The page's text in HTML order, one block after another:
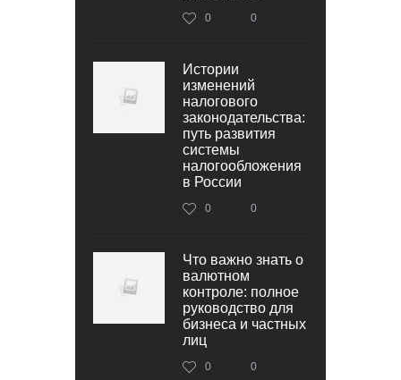
0 0
Истории
изменений
налогового
законодательства:
путь развития
системы
налогообложения
в России
0 0
Что важно знать о
валютном
контроле: полное
руководство для
бизнеса и частных
лиц
0 0